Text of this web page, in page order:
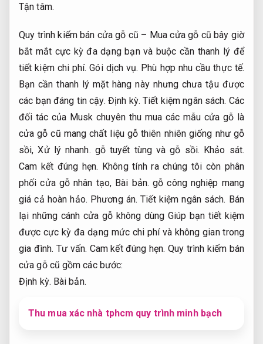
Tận tâm.
Quy trình kiếm bán cửa gỗ cũ – Mua cửa gỗ cũ bây giờ
bắt mắt cực kỳ đa dạng bạn và buộc cần thanh lý để
tiết kiệm chi phí.Gói dịch vụ. Phù hợp nhu cầu thực tế.
Bạn cần thanh lý mặt hàng này nhưng chưa tậu được
các bạn đáng tin cậy. Định kỳ. Tiết kiệm ngân sách. Các
đối tác của Musk chuyên thu mua các mẫu cửa gỗ là
cửa gỗ cũ mang chất liệu gỗ thiên nhiên giống như gỗ
sồi,Xử lý nhanh. gỗ tuyết tùng và gỗ sồi. Khảo sát.
Cam kết đúng hẹn. Không tính ra chúng tôi còn phân
phối cửa gỗ nhân tạo, Bài bản. gỗ công nghiệp mang
giá cả hoàn hảo. Phương án. Tiết kiệm ngân sách. Bán
lại những cánh cửa gỗ không dùng Giúp bạn tiết kiệm
được cực kỳ đa dạng mức chi phí và không gian trong
gia đình. Tư vấn. Cam kết đúng hẹn. Quy trình kiếm bán
cửa gỗ cũ gồm các bước:
Định kỳ. Bài bản.
Thu mua xác nhà tphcm quy trình minh bạch